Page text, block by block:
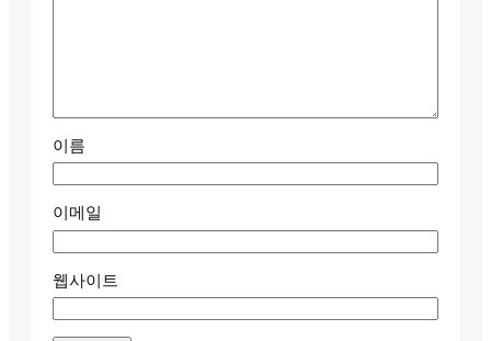
이름
이메일
웹사이트